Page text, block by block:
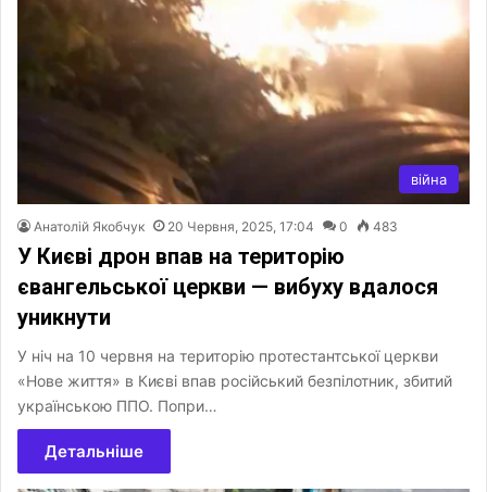
війна
Анатолій Якобчук 20 Червня, 2025, 17:04 0 483
У Києві дрон впав на територію
євангельської церкви — вибуху вдалося
уникнути
У ніч на 10 червня на територію протестантської церкви
«Нове життя» в Києві впав російський безпілотник, збитий
українською ППО. Попри…
Детальніше